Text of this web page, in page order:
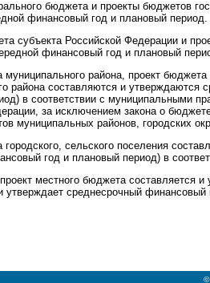
бюджета и проекты бюджетов
финансовый год и плановый период.
субъекта Российской Федерации и
финансовый год и плановый
района, проект
района составляются и
в соответствии с муниципальными
за исключением закона о
муниципальных районов, городских
городского, сельского поселения
год и плановый период) в
местного бюджета составляется
утверждает среднесрочный финансовый
©